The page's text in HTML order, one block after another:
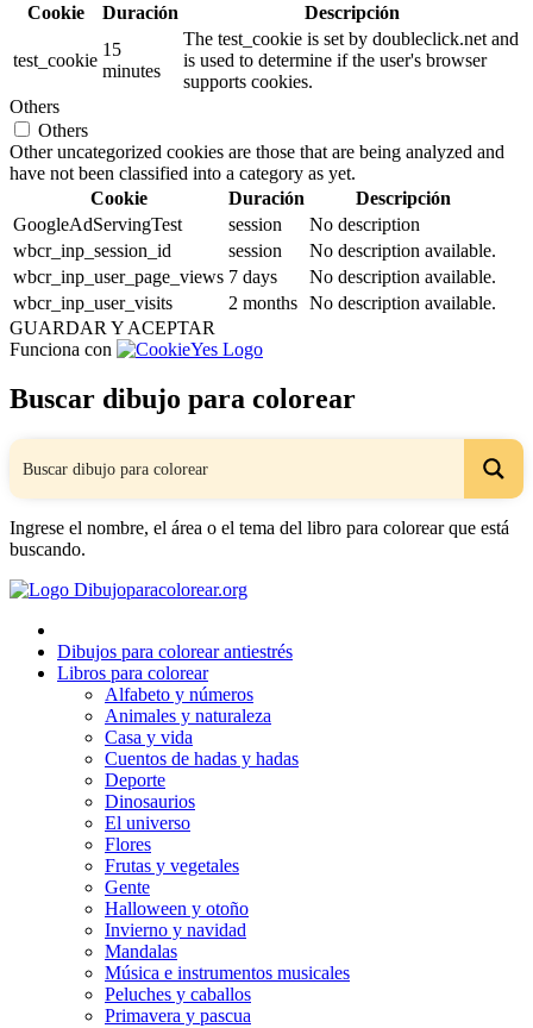
Cookie
Duración Descripción
test_cookie
15
minutes
The test_cookie is set by doubleclick.net and
is used to determine if the user's browser
supports cookies.
Others
Others
Other uncategorized cookies are those that are being analyzed and
have not been classified into a category as yet.
Cookie
Duración
Descripción
GoogleAdServingTest
session
No description
wbcr_inp_session_id
session
No description available.
wbcr_inp_user_page_views 7 days
No description available.
wbcr_inp_user_visits
2 months No description available.
GUARDAR Y ACEPTAR
Funciona con
Buscar dibujo para colorear
Ingrese el nombre, el área o el tema del libro para colorear que está
buscando.
Dibujos para colorear antiestrés
Libros para colorear
Alfabeto y números
Animales y naturaleza
Casa y vida
Cuentos de hadas y hadas
Deporte
Dinosaurios
El universo
Flores
Frutas y vegetales
Gente
Halloween y otoño
Invierno y navidad
Mandalas
Música e instrumentos musicales
Peluches y caballos
Primavera y pascua